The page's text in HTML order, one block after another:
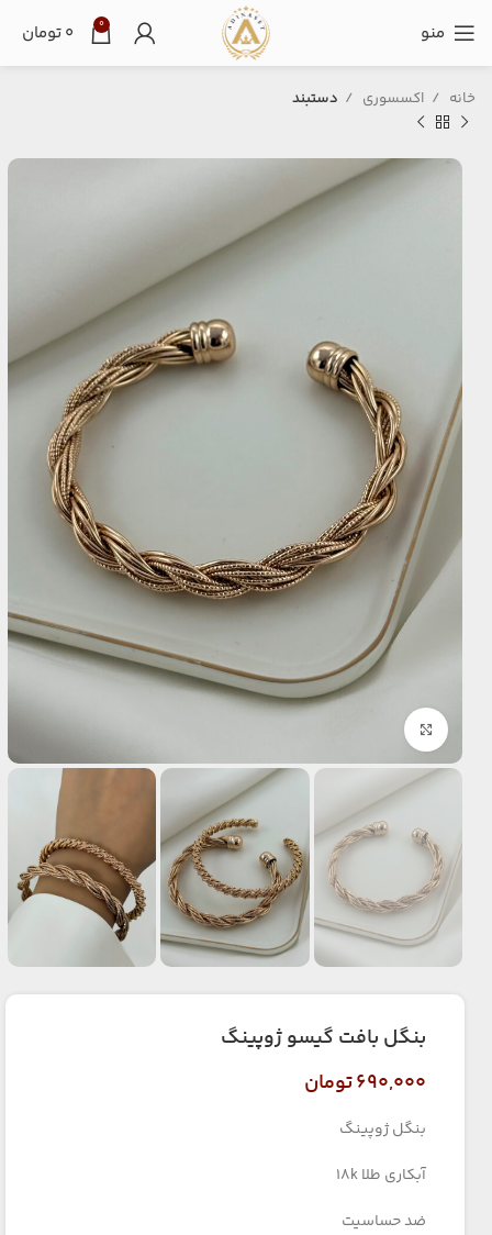
منو 0 ۰تومان
خانه اکسسوری دستبند
بنگل بافت گیسو ژوپینگ
۶۹۰,۰۰۰تومان
بنگل ژوپینگ
آبکاری طلا 18k
ضد حساسیت